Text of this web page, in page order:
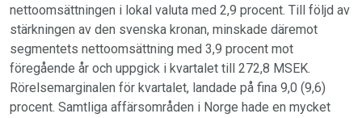
nettoomsättningen i lokal valuta med 2,9 procent. Till följd av
stärkningen av den svenska kronan, minskade däremot
segmentets nettoomsättning med 3,9 procent mot
föregående år och uppgick i kvartalet till 272,8 MSEK.
Rörelsemarginalen för kvartalet, landade på fina 9,0 (9,6)
procent. Samtliga affärsområden i Norge hade en mycket